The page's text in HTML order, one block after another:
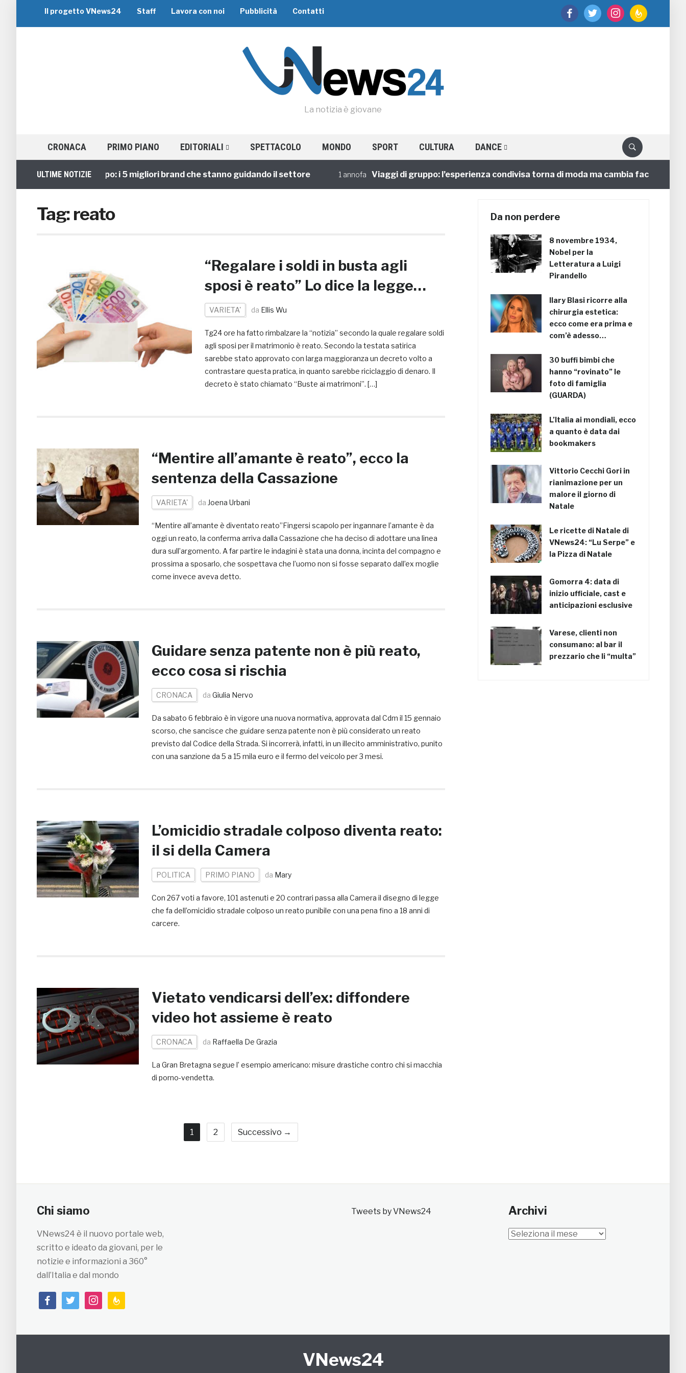
facebooktwitter instagramfeedburner
Il progetto VNews24 Staff Lavora con noi Pubblicità Contatti
La notizia è giovane
CRONACA PRIMO PIANO EDITORIALI SPETTACOLO MONDO SPORT CULTURA DANCE
ULTIME NOTIZIE
Viaggi di Gruppo: i 5 migliori brand che stanno guidando il settore 1 annofa Viaggi di gruppo: l’esperienza condivisa torna di moda ma cambia faccia
Tag:reato
“Regalare i soldi in busta agli
sposi è reato” Lo dice la legge…
VARIETA' da Ellis Wu
Tg24 ore ha fatto rimbalzare la “notizia” secondo la quale regalare soldi
agli sposi per il matrimonio è reato. Secondo la testata satirica
sarebbe stato approvato con larga maggioranza un decreto volto a
contrastare questa pratica, in quanto sarebbe riciclaggio di denaro. Il
decreto è stato chiamato “Buste ai matrimoni”. […]
“Mentire all’amante è reato”, ecco la
sentenza della Cassazione
VARIETA' da Joena Urbani
“Mentire all’amante è diventato reato”Fingersi scapolo per ingannare l’amante è da
oggi un reato, la conferma arriva dalla Cassazione che ha deciso di adottare una linea
dura sull’argomento. A far partire le indagini è stata una donna, incinta del compagno e
prossima a sposarlo, che sospettava che l’uomo non si fosse separato dall’ex moglie
come invece aveva detto.
Guidare senza patente non è più reato,
ecco cosa si rischia
CRONACA da Giulia Nervo
Da sabato 6 febbraio è in vigore una nuova normativa, approvata dal Cdm il 15 gennaio
scorso, che sancisce che guidare senza patente non è più considerato un reato
previsto dal Codice della Strada. Si incorrerà, infatti, in un illecito amministrativo, punito
con una sanzione da 5 a 15 mila euro e il fermo del veicolo per 3 mesi.
L’omicidio stradale colposo diventa reato:
il si della Camera
POLITICA PRIMO PIANO da Mary
Con 267 voti a favore, 101 astenuti e 20 contrari passa alla Camera il disegno di legge
che fa dell’omicidio stradale colposo un reato punibile con una pena fino a 18 anni di
carcere.
Vietato vendicarsi dell’ex: diffondere
video hot assieme è reato
CRONACA da Raffaella De Grazia
La Gran Bretagna segue l’ esempio americano: misure drastiche contro chi si macchia
di porno-vendetta.
1 2 Successivo →
Da non perdere
8 novembre 1934,
Nobel per la
Letteratura a Luigi
Pirandello
Ilary Blasi ricorre alla
chirurgia estetica:
ecco come era prima e
com’è adesso…
30 buffi bimbi che
hanno “rovinato” le
foto di famiglia
(GUARDA)
L’Italia ai mondiali, ecco
a quanto è data dai
bookmakers
Vittorio Cecchi Gori in
rianimazione per un
malore il giorno di
Natale
Le ricette di Natale di
VNews24: “Lu Serpe” e
la Pizza di Natale
Gomorra 4: data di
inizio ufficiale, cast e
anticipazioni esclusive
Varese, clienti non
consumano: al bar il
prezzario che li “multa”
Chi siamo
VNews24 è il nuovo portale web,
scritto e ideato da giovani, per le
notizie e informazioni a 360°
dall’Italia e dal mondo
facebooktwitterinstagramfeedburner
Tweets by VNews24 Archivi
Archivi
VNews24